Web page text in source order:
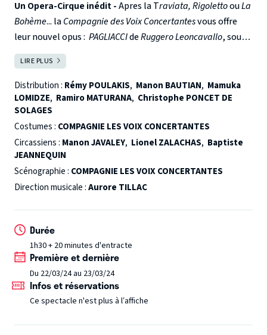
Un Opera-Cirque inédit -Apres la Traviata, RigolettoouLa
Bohème... laCompagnie des Voix Concertantesvous offre
leur nouvel opus : PAGLIACCIdeRuggero Leoncavallo, sous
une forme inédite, savant mélange entre le monde du
cirque et de l'opéra.
Haight-Ashbury à San Francisco, une troupe de théâtre de
rue, s'apprête à jouer leur spectacle. Malgré la libération
des mœurs et des conventions sociales, nos personnages
seront en proie au doute, à la jalousie et la passion !
Orchestre et chœur des Voix Concertantes---Canio : Rémy
PoulakisNedda : Manon Bautian
Silvio : Ramiro MaturanaBeppe : Christophe Poncet de
Solages
LIRE PLUS
Distribution : Rémy POULAKIS, Manon BAUTIAN, Mamuka
LOMIDZE, Ramiro MATURANA, Christophe PONCET DE
SOLAGES
Costumes : COMPAGNIE LES VOIX CONCERTANTES
Circassiens : Manon JAVALEY, Lionel ZALACHAS, Baptiste
JEANNEQUIN
Scénographie : COMPAGNIE LES VOIX CONCERTANTES
Direction musicale :Aurore TILLAC
Durée
1h30 + 20 minutes d'entracte
Première et dernière
Du 22/03/24 au 23/03/24
Infos et réservations
Ce spectacle n'est plus à l’affiche